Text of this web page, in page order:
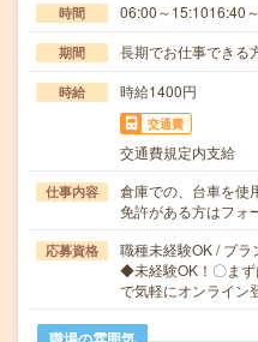
時間 06:00～15:1016:40
期間 長期でお仕事できる
時給 時給1400円
交通費
交通費規定内支給
仕事内容
倉庫での、台車を使
免許がある方はフォ
応募資格
職種未経験OK / ブ
◆未経験OK！〇まず
で気軽にオンライ